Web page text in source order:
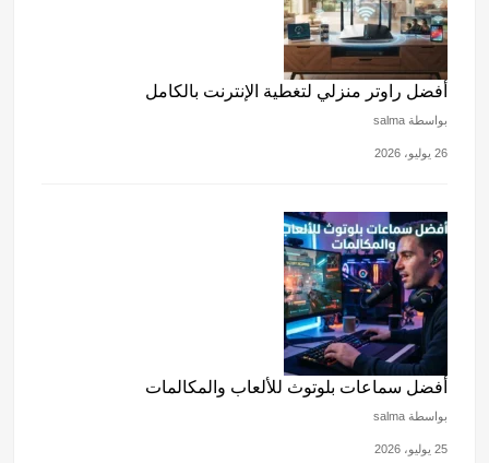
أفضل راوتر منزلي لتغطية الإنترنت بالكامل
بواسطة salma
26 يوليو، 2026
أفضل سماعات بلوتوث للألعاب والمكالمات
بواسطة salma
25 يوليو، 2026